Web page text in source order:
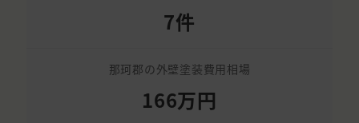
7件
那珂郡の外壁塗装費用相場
166万円